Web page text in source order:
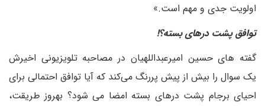
اولویت جدی و مهم است.»
توافق پشت درهای بسته؟!
گفته های حسین امیرعبداللهیان در مصاحبه تلویزیونی اخیرش
یک سوال را بیش از پیش پررنگ می‌کند که آیا توافق احتمالی برای
احیای برجام پشت درهای بسته امضا می شود؟ بهروز طریقت،